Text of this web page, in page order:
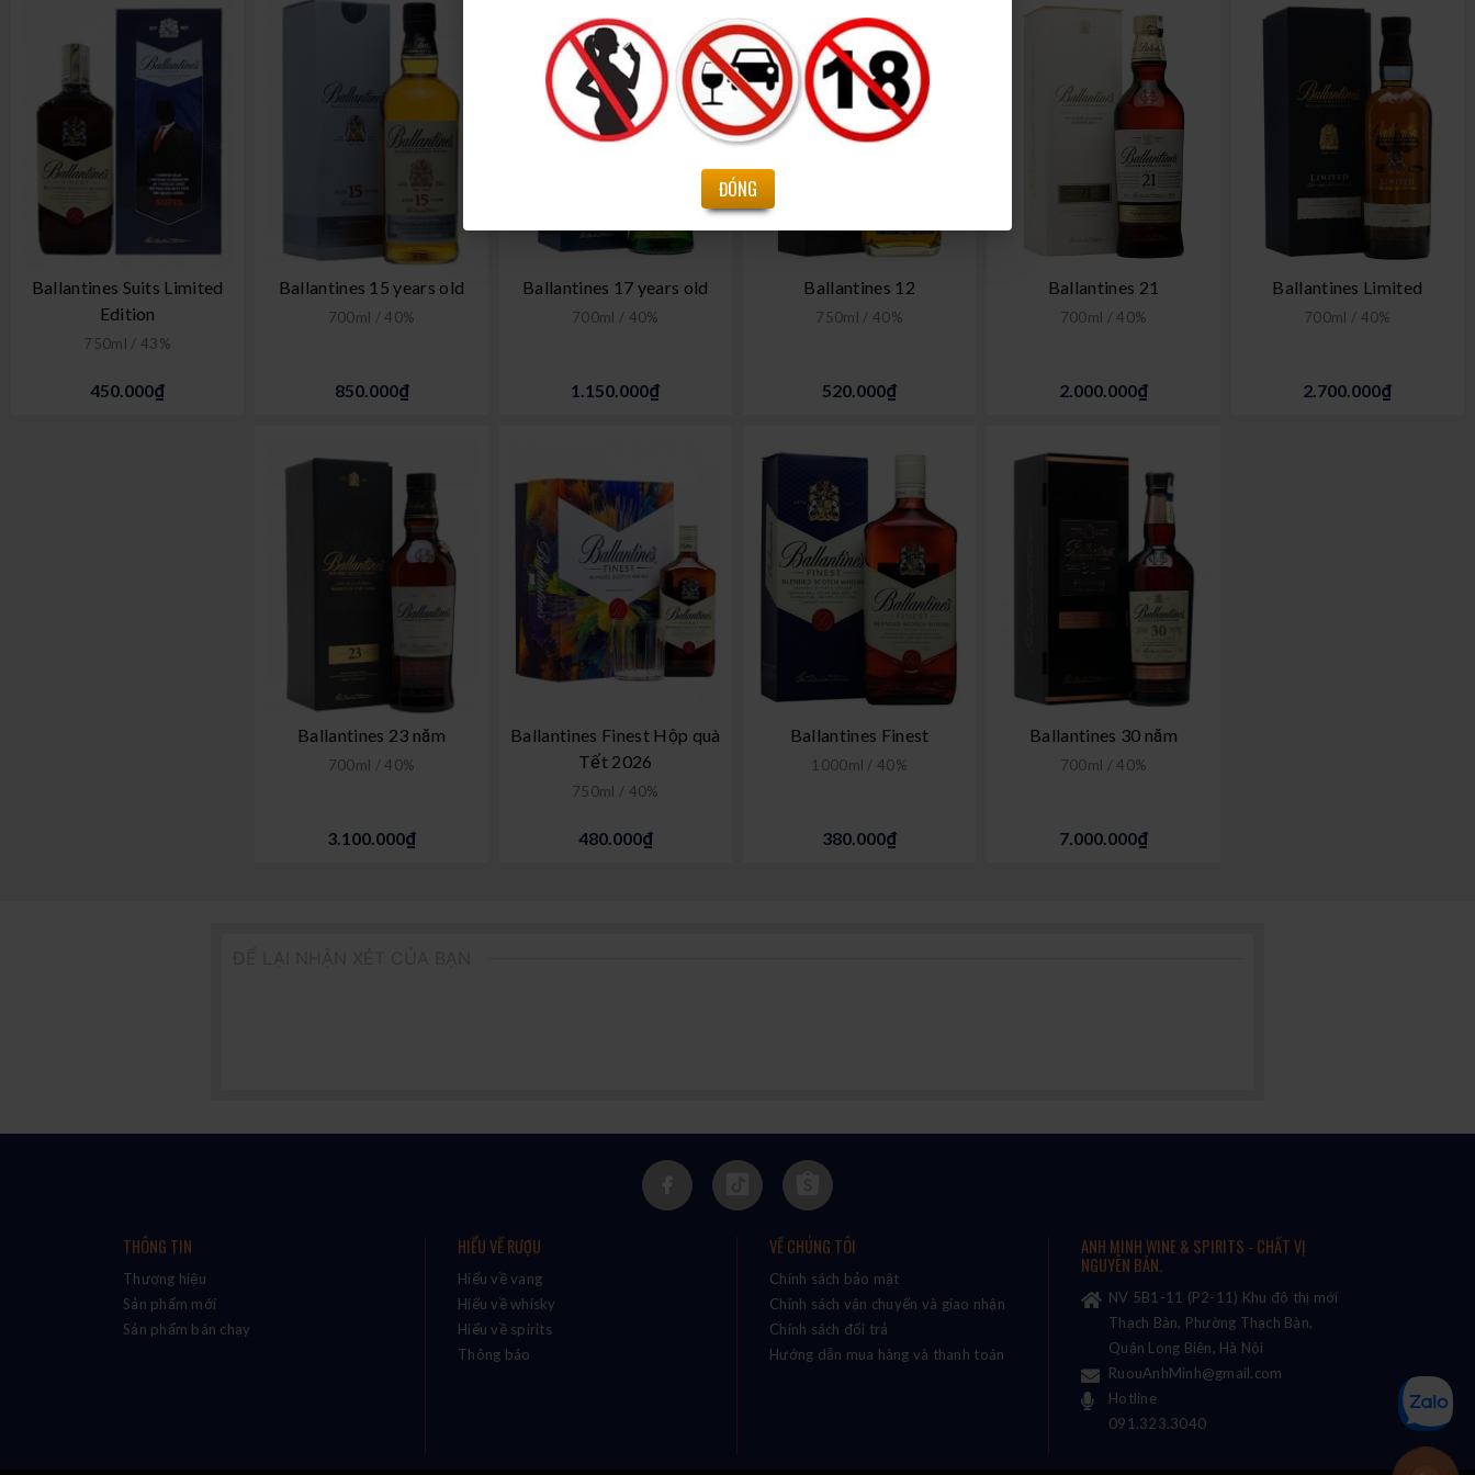
Ballantines Suits Limited
Edition
750ml / 43%
450.000₫
Ballantines 15 years old
700ml / 40%
850.000₫
Ballantines 17 years old
700ml / 40%
1.150.000₫
Ballantines 12
750ml / 40%
520.000₫
Ballantines 21
700ml / 40%
2.000.000₫
Ballantines Limited
700ml / 40%
2.700.000₫
Ballantines 23 năm
700ml / 40%
3.100.000₫
Ballantines Finest Hộp quà
Tết 2026
750ml / 40%
480.000₫
Ballantines Finest
1000ml / 40%
380.000₫
Ballantines 30 năm
700ml / 40%
7.000.000₫
THÔNG TIN
Thương hiệu
Sản phẩm mới
Sản phẩm bán chạy
HIỂU VỀ RƯỢU
Hiểu về vang
Hiểu về whisky
Hiểu về spirits
Thông báo
VỀ CHÚNG TÔI
Chính sách bảo mật
Chính sách vận chuyển và giao nhận
Chính sách đổi trả
Hướng dẫn mua hàng và thanh toán
ANH MINH WINE & SPIRITS - CHẤT VỊ
NGUYÊN BẢN.
NV 5B1-11 (P2-11) Khu đô thị mới
Thạch Bàn, Phường Thạch Bàn,
Quận Long Biên, Hà Nội
RuouAnhMinh@gmail.com
Hotline
091.323.3040
ĐÓNG